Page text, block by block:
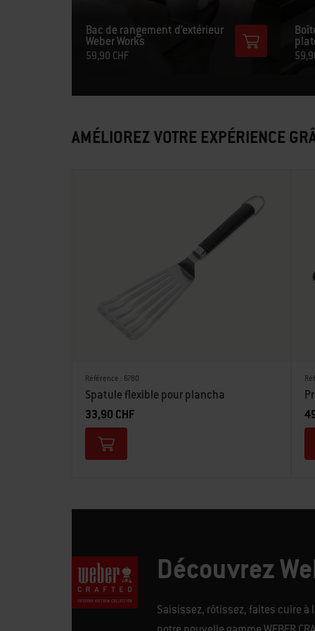
Bac de rangement d’extérieur
Weber Works
59,90 CHF
AMÉLIOREZ VOTRE EXPÉRIENCE
Référence : 6780
Spatule flexible pour plancha
33,90 CHF
Découvrez
Saisissez, rôtissez, faites cuire à